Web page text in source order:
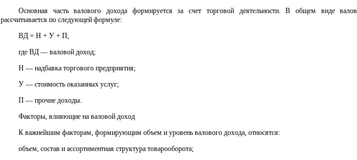
Основная часть валового дохода формируется за счет торговой деятельности. В общем виде
рассчитывается по следующей формуле:
ВД = Н + У + П,
где ВД — валовой доход;
Н — надбавка торгового предприятия;
У — стоимость оказанных услуг;
П — прочие доходы.
Факторы, влияющие на валовой доход
К важнейшим факторам, формирующим объем и уровень валового дохода, относятся:
объем, состав и ассортиментная структура товарооборота;